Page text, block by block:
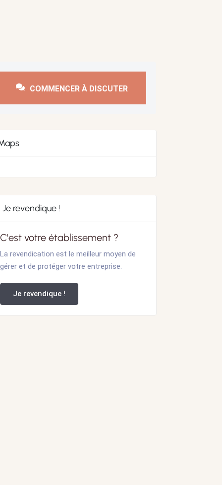
COMMENCER À DISCUTER
Je revendique !
C'est votre établissement ?
La revendication est le meilleur moyen de
gérer et de protéger votre entreprise.
Je revendique !